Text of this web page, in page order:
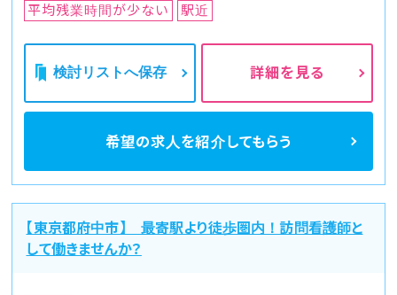
平均残業時間が少ない 駅近
検討リストへ保存 詳細を見る
希望の求人を紹介してもらう
【東京都府中市】 最寄駅より徒歩圏内！訪問看護師と
して働きませんか？